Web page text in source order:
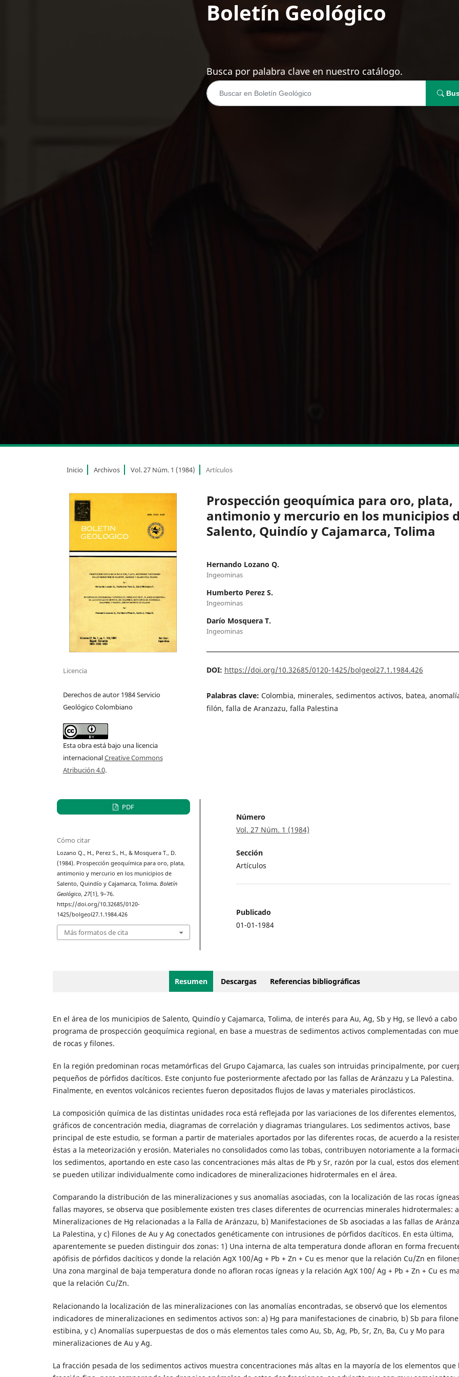
Boletín Geológico
Busca por palabra clave en nuestro catálogo.
Inicio Archivos Vol. 27 Núm. 1 (1984) Artículos
Prospección geoquímica para oro, plata,
antimonio y mercurio en los municipios
Salento, Quindío y Cajamarca, Tolima
Hernando Lozano Q.
Ingeominas
Humberto Perez S.
Ingeominas
Darío Mosquera T.
Ingeominas
DOI: https://doi.org/10.32685/0120-1425/bolgeol27.1.1984.426
Palabras clave: Colombia, minerales, sedimentos activos, batea,
filón, falla de Aranzazu, falla Palestina
Licencia
Derechos de autor 1984 Servicio
Geológico Colombiano
Esta obra está bajo una licencia
internacionalCreative Commons
Atribución 4.0.
PDF
Cómo citar
Lozano Q., H., Perez S., H., & Mosquera T., D.
(1984). Prospección geoquímica para oro, plata,
antimonio y mercurio en los municipios de
Salento, Quindío y Cajamarca, Tolima.Boletín
Geológico,27(1), 9–76.
https://doi.org/10.32685/0120-
1425/bolgeol27.1.1984.426
Más formatos de cita
Número
Vol. 27 Núm. 1 (1984)
Sección
Artículos
Publicado
01-01-1984
Resumen Descargas Referencias bibliográficas
En el área de los municipios de Salento, Quindío y Cajamarca, Tolima, de interés para Au, Ag, Sb y Hg, se llevó a
programa de prospección geoquímica regional, en base a muestras de sedimentos activos complementadas con
de rocas y filones.
En la región predominan rocas metamórficas del Grupo Cajamarca, las cuales son intruidas principalmente, por
pequeños de pórfidos dacíticos. Este conjunto fue posteriormente afectado por las fallas de Aránzazu y La Palestina.
Finalmente, en eventos volcánicos recientes fueron depositados flujos de lavas y materiales piroclásticos.
La composición química de las distintas unidades roca está reflejada por las variaciones de los diferentes elementos,
gráficos de concentración media, diagramas de correlación y diagramas triangulares. Los sedimentos activos, base
principal de este estudio, se forman a partir de materiales aportados por las diferentes rocas, de acuerdo a la
éstas a la meteorización y erosión. Materiales no consolidados como las tobas, contribuyen notoriamente a la
los sedimentos, aportando en este caso las concentraciones más altas de Pb y Sr, razón por la cual, estos dos
se pueden utilizar individualmente como indicadores de mineralizaciones hidrotermales en el área.
Comparando la distribución de las mineralizaciones y sus anomalías asociadas, con la localización de las rocas
fallas mayores, se observa que posiblemente existen tres clases diferentes de ocurrencias minerales hidrotermales:
Mineralizaciones de Hg relacionadas a la Falla de Aránzazu, b) Manifestaciones de Sb asociadas a las fallas de
La Palestina, y c) Filones de Au y Ag conectados genéticamente con intrusiones de pórfidos dacíticos. En esta última,
aparentemente se pueden distinguir dos zonas: 1) Una interna de alta temperatura donde afloran en forma
apófisis de pórfidos dacíticos y donde la relación AgX 100/Ag + Pb + Zn + Cu es menor que la relación Cu/Zn en
Una zona marginal de baja temperatura donde no afloran rocas ígneas y la relación AgX 100/ Ag + Pb + Zn + Cu es
que la relación Cu/Zn.
Relacionando la localización de las mineralizaciones con las anomalías encontradas, se observó que los elementos
indicadores de mineralizaciones en sedimentos activos son: a) Hg para manifestaciones de cinabrio, b) Sb para
estibina, y c) Anomalías superpuestas de dos o más elementos tales como Au, Sb, Ag, Pb, Sr, Zn, Ba, Cu y Mo para
mineralizaciones de Au y Ag.
La fracción pesada de los sedimentos activos muestra concentraciones más altas en la mayoría de los elementos que